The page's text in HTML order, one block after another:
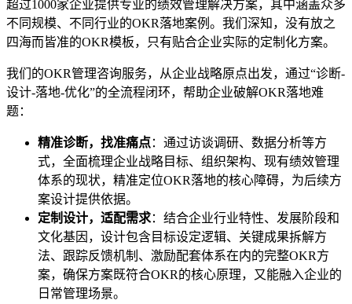
超过1000家企业提供专业的绩效管理解决方案，其中涵盖众多
不同规模、不同行业的OKR落地案例。我们深知，没有放之
四海而皆准的OKR模板，只有贴合企业实际的定制化方案。
我们的OKR管理咨询服务，从企业战略原点出发，通过“诊断-
设计-落地-优化”的全流程闭环，帮助企业破解OKR落地难
题：
精准诊断，找准痛点：通过访谈调研、数据分析等方
式，全面梳理企业战略目标、组织架构、现有绩效管理
体系的现状，精准定位OKR落地的核心障碍，为后续方
案设计提供依据。
定制设计，适配需求：结合企业行业特性、发展阶段和
文化基因，设计包含目标设定逻辑、关键成果拆解方
法、跟踪反馈机制、激励配套体系在内的完整OKR方
案，确保方案既符合OKR的核心原理，又能融入企业的
日常管理场景。